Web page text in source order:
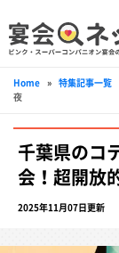
Home » 特集記事一覧
夜
千葉県のコ
会！超開放
2025年11月07日更新